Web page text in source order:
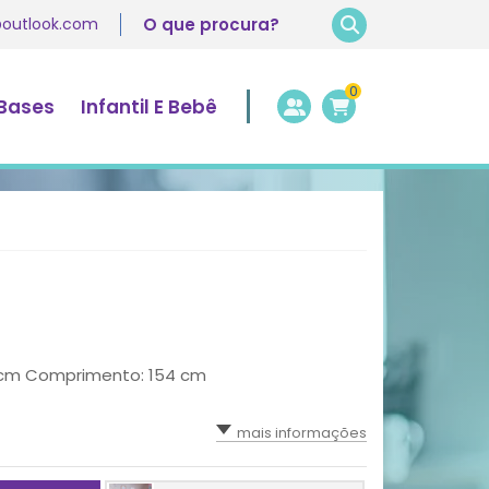
Infantil E Bebê
0
Comprimento: 154 cm
mais informações